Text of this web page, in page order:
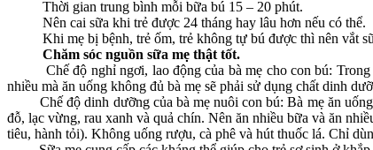
Thời gian trung bình mỗi bữa bú 15 – 20 phút.
Nên cai sữa khi trẻ được 24 tháng hay lâu hơn nếu có thể.
Khi mẹ bị bệnh, trẻ ốm, trẻ không tự bú được thì nên vắt
Chăm sóc nguồn sữa mẹ thật tốt.
Chế độ nghỉ ngơi, lao động của bà mẹ cho con bú: Trong
nhiều mà ăn uống không đủ bà mẹ sẽ phải sử dụng chất dinh
Chế độ dinh dưỡng của bà mẹ nuôi con bú: Bà mẹ ăn uống
đỗ, lạc vừng, rau xanh và quả chín. Nên ăn nhiều bữa và ăn
tiêu, hành tỏi). Không uống rượu, cà phê và hút thuốc lá. Chỉ